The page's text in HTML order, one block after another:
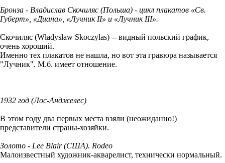
Бронза - Владислав Скочиляс (Польша) - цикл плакатов «Св.
Губерт», «Диана», «Лучник II» и «Лучник III».
Скочиляс (Władysław Skoczylas) -- видный польский график,
очень хороший.
Именно тех плакатов не нашла, но вот эта гравюра называется
"Лучник". М.б. имеет отношение.
1932 год (Лос-Анджелес)
В этом году два первых места взяли (неожиданно!)
представители страны-хозяйки.
Золото - Lee Blair (США). Rodeo
Малоизвестный художник-акварелист, технически нормальный.